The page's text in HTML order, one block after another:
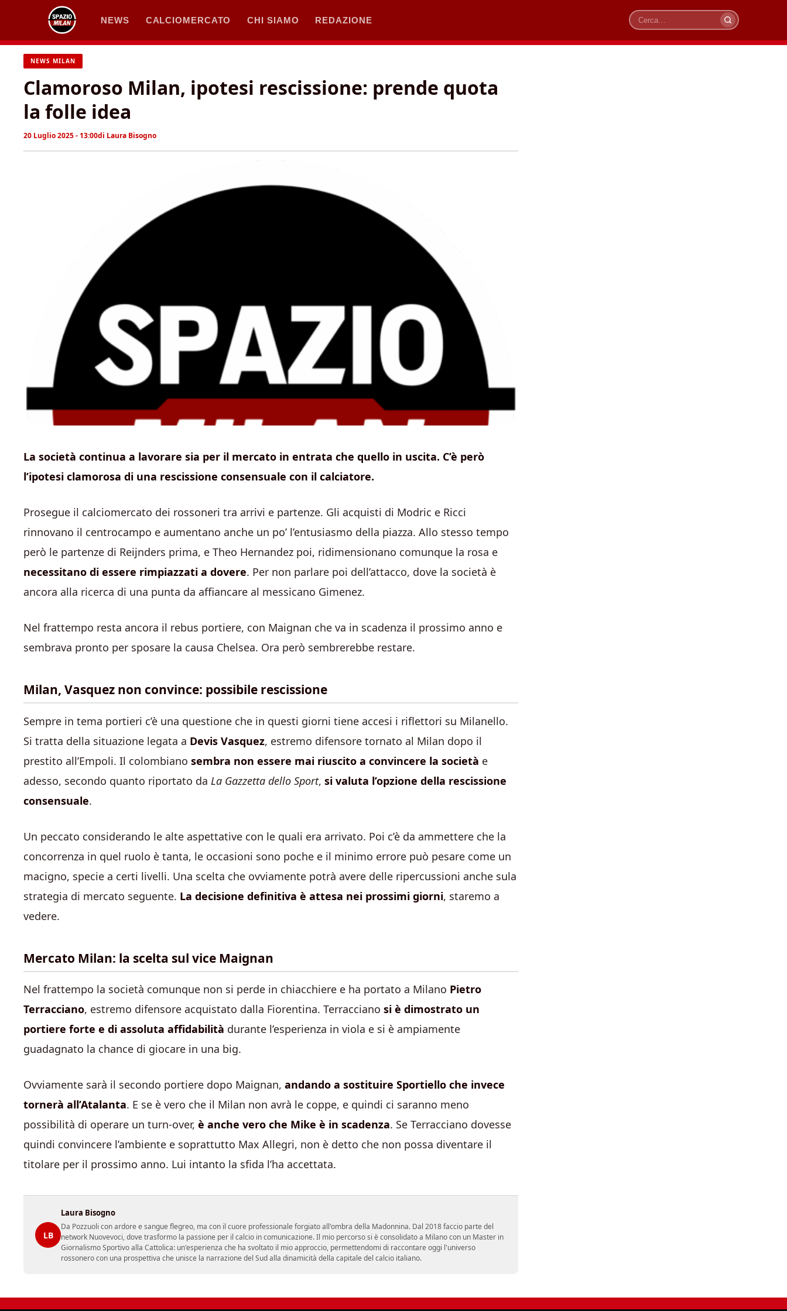
contenuto
NEWS CALCIOMERCATO CHI SIAMO REDAZIONE
Cerca
NEWS MILAN
Clamoroso Milan, ipotesi rescissione: prende quota
la folle idea
20 Luglio 2025 - 13:00di Laura Bisogno
La società continua a lavorare sia per il mercato in entrata che quello in uscita. C’è però
l’ipotesi clamorosa di una rescissione consensuale con il calciatore.
Prosegue il calciomercato dei rossoneri tra arrivi e partenze. Gli acquisti di Modric e Ricci
rinnovano il centrocampo e aumentano anche un po’ l’entusiasmo della piazza. Allo stesso tempo
però le partenze di Reijnders prima, e Theo Hernandez poi, ridimensionano comunque la rosa e
necessitano di essere rimpiazzati a dovere. Per non parlare poi dell’attacco, dove la società è
ancora alla ricerca di una punta da affiancare al messicano Gimenez.
Nel frattempo resta ancora il rebus portiere, con Maignan che va in scadenza il prossimo anno e
sembrava pronto per sposare la causa Chelsea. Ora però sembrerebbe restare.
Milan, Vasquez non convince: possibile rescissione
Sempre in tema portieri c’è una questione che in questi giorni tiene accesi i riflettori su Milanello.
Si tratta della situazione legata a Devis Vasquez, estremo difensore tornato al Milan dopo il
prestito all’Empoli. Il colombiano sembra non essere mai riuscito a convincere la società e
adesso, secondo quanto riportato da La Gazzetta dello Sport, si valuta l’opzione della rescissione
consensuale.
Un peccato considerando le alte aspettative con le quali era arrivato. Poi c’è da ammettere che la
concorrenza in quel ruolo è tanta, le occasioni sono poche e il minimo errore può pesare come un
macigno, specie a certi livelli. Una scelta che ovviamente potrà avere delle ripercussioni anche sula
strategia di mercato seguente. La decisione definitiva è attesa nei prossimi giorni, staremo a
vedere.
Mercato Milan: la scelta sul vice Maignan
Nel frattempo la società comunque non si perde in chiacchiere e ha portato a Milano Pietro
Terracciano, estremo difensore acquistato dalla Fiorentina. Terracciano si è dimostrato un
portiere forte e di assoluta affidabilità durante l’esperienza in viola e si è ampiamente
guadagnato la chance di giocare in una big.
Ovviamente sarà il secondo portiere dopo Maignan, andando a sostituire Sportiello che invece
tornerà all’Atalanta. E se è vero che il Milan non avrà le coppe, e quindi ci saranno meno
possibilità di operare un turn-over, è anche vero che Mike è in scadenza. Se Terracciano dovesse
quindi convincere l’ambiente e soprattutto Max Allegri, non è detto che non possa diventare il
titolare per il prossimo anno. Lui intanto la sfida l’ha accettata.
LB
Laura Bisogno
Da Pozzuoli con ardore e sangue flegreo, ma con il cuore professionale forgiato all'ombra della Madonnina. Dal 2018 faccio parte del
network Nuovevoci, dove trasformo la passione per il calcio in comunicazione. Il mio percorso si è consolidato a Milano con un Master in
Giornalismo Sportivo alla Cattolica: un'esperienza che ha svoltato il mio approccio, permettendomi di raccontare oggi l'universo
rossonero con una prospettiva che unisce la narrazione del Sud alla dinamicità della capitale del calcio italiano.